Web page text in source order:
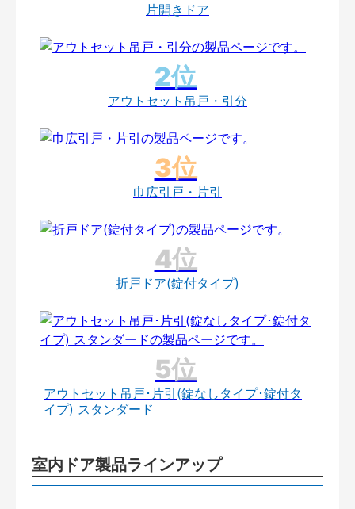
片開きドア
アウトセット吊戸・引分
巾広引戸・片引
折戸ドア(錠付タイプ)
アウトセット吊戸･片引(錠なしタイプ･錠付タ
イプ) スタンダード
室内ドア製品ラインアップ